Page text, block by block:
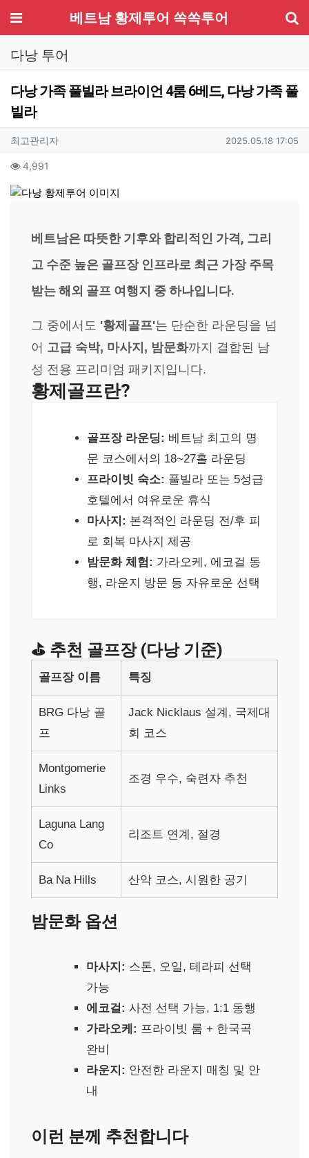
메뉴 베트남 황제투어 쏙쏙투어
다낭 투어
다낭 가족 풀빌라 브라이언 4룸 6베드, 다낭 가족 풀
빌라
작성자 정보
최고관리자작성 작성일
2025.05.18 17:05
컨텐츠 정보
4,991
본문
베트남은 따뜻한 기후와 합리적인 가격, 그리
고 수준 높은 골프장 인프라로 최근 가장 주목
받는 해외 골프 여행지 중 하나입니다.
그 중에서도 '황제골프'는 단순한 라운딩을 넘
어 고급 숙박, 마사지, 밤문화까지 결합된 남
성 전용 프리미엄 패키지입니다.
황제골프란?
골프장 라운딩: 베트남 최고의 명
문 코스에서의 18~27홀 라운딩
프라이빗 숙소: 풀빌라 또는 5성급
호텔에서 여유로운 휴식
마사지: 본격적인 라운딩 전/후 피
로 회복 마사지 제공
밤문화 체험: 가라오케, 에코걸 동
행, 라운지 방문 등 자유로운 선택
⛳ 추천 골프장 (다낭 기준)
골프장 이름 특징
BRG 다낭 골
프
Jack Nicklaus 설계, 국제대
회 코스
Montgomerie
Links
조경 우수, 숙련자 추천
Laguna Lang
Co
리조트 연계, 절경
Ba Na Hills 산악 코스, 시원한 공기
밤문화 옵션
마사지: 스톤, 오일, 테라피 선택
가능
에코걸: 사전 선택 가능, 1:1 동행
가라오케: 프라이빗 룸 + 한국곡
완비
라운지: 안전한 라운지 매칭 및 안
내
이런 분께 추천합니다